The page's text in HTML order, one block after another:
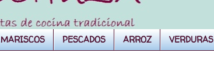
MARISCOS PESCADOS ARROZ VERDURAS